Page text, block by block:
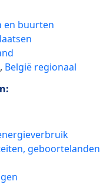
en buurten
, België regionaal
geboortelanden